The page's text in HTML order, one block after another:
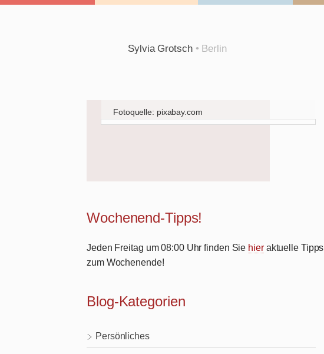
Sylvia Grotsch • Berlin
Fotoquelle: pixabay.com
Wochenend-Tipps!
Jeden Freitag um 08:00 Uhr finden Sie hieraktuelle Tipps
zum Wochenende!
Blog-Kategorien
Persönliches